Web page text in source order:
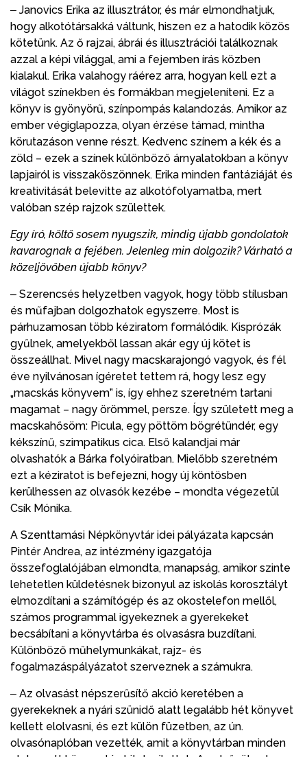
‒ Janovics Erika az illusztrátor, és már elmondhatjuk,
hogy alkotótársakká váltunk, hiszen ez a hatodik közös
kötetünk. Az ő rajzai, ábrái és illusztrációi találkoznak
azzal a képi világgal, ami a fejemben írás közben
kialakul. Erika valahogy ráérez arra, hogyan kell ezt a
világot színekben és formákban megjeleníteni. Ez a
könyv is gyönyörű, színpompás kalandozás. Amikor az
ember végiglapozza, olyan érzése támad, mintha
körutazáson venne részt. Kedvenc színem a kék és a
zöld – ezek a színek különböző árnyalatokban a könyv
lapjairól is visszaköszönnek. Erika minden fantáziáját és
kreativitását belevitte az alkotófolyamatba, mert
valóban szép rajzok születtek.
Egy író, költő sosem nyugszik, mindig újabb gondolatok
kavarognak a fejében. Jelenleg min dolgozik? Várható a
közeljövőben újabb könyv?
‒ Szerencsés helyzetben vagyok, hogy több stílusban
és műfajban dolgozhatok egyszerre. Most is
párhuzamosan több kéziratom formálódik. Kisprózák
gyűlnek, amelyekből lassan akár egy új kötet is
összeállhat. Mivel nagy macskarajongó vagyok, és fél
éve nyilvánosan ígéretet tettem rá, hogy lesz egy
„macskás könyvem” is, így ehhez szeretném tartani
magamat – nagy örömmel, persze. Így született meg a
macskahősöm: Picula, egy pöttöm bögrétündér, egy
kékszínű, szimpatikus cica. Első kalandjai már
olvashatók a Bárka folyóiratban. Mielőbb szeretném
ezt a kéziratot is befejezni, hogy új köntösben
kerülhessen az olvasók kezébe – mondta végezetül
Csík Mónika.
A Szenttamási Népkönyvtár idei pályázata kapcsán
Pintér Andrea, az intézmény igazgatója
összefoglalójában elmondta, manapság, amikor szinte
lehetetlen küldetésnek bizonyul az iskolás korosztályt
elmozdítani a számítógép és az okostelefon mellől,
számos programmal igyekeznek a gyerekeket
becsábítani a könyvtárba és olvasásra buzdítani.
Különböző műhelymunkákat, rajz- és
fogalmazáspályázatot szerveznek a számukra.
‒ Az olvasást népszerűsítő akció keretében a
gyerekeknek a nyári szünidő alatt legalább hét könyvet
kellett elolvasni, és ezt külön füzetben, az ún.
olvasónaplóban vezették, amit a könyvtárban minden